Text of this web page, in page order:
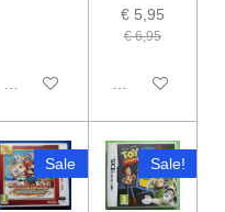
In winkelwagen
€ 5,95
€ 6,95
In winkelwagen
Sale Sale!